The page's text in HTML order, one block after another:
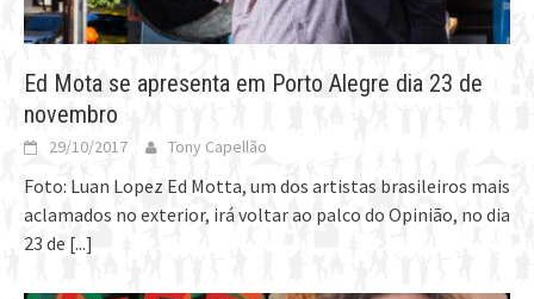
Ed Mota se apresenta em Porto Alegre dia 23 de
novembro
29/10/2017 Tony Capellão
Foto: Luan Lopez Ed Motta, um dos artistas brasileiros mais
aclamados no exterior, irá voltar ao palco do Opinião, no dia
23 de [...]